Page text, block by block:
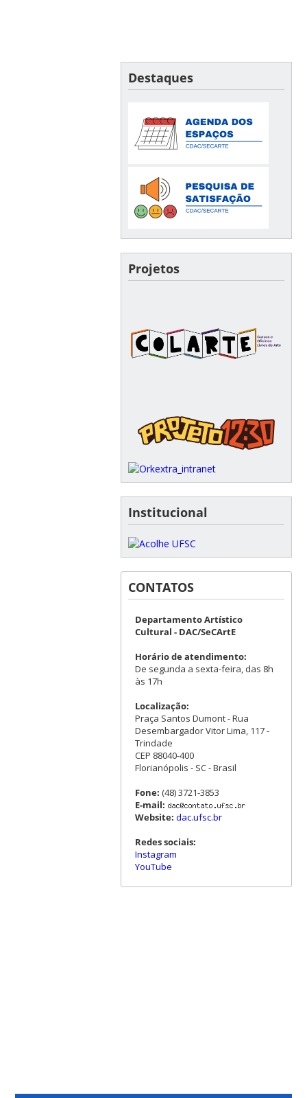
Destaques
Projetos
Institucional
CONTATOS
Departamento Artístico
Cultural - DAC/SeCArtE
Horário de atendimento:
De segunda a sexta-feira, das 8h
às 17h
Localização:
Praça Santos Dumont - Rua
Desembargador Vitor Lima, 117 -
Trindade
CEP 88040-400
Florianópolis - SC - Brasil
Fone: (48) 3721-3853
E-mail:
Website: dac.ufsc.br
Redes sociais:
Instagram
YouTube